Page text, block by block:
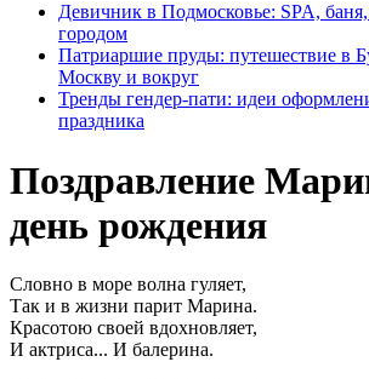
Девичник в Подмосковье: SPA,
городом
Патриаршие пруды: путешествие в
Москву и вокруг
Тренды гендер-пати: идеи
праздника
Поздравление
день рождения
Словно в море волна гуляет,
Так и в жизни парит Марина.
Красотою своей вдохновляет,
И актриса... И балерина.